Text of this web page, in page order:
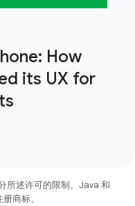
How
its UX for
所述许可的限制。Java 和
商标。